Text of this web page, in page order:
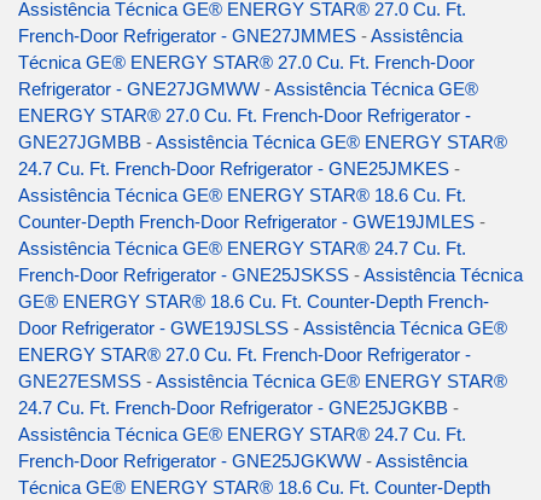
Assistência Técnica GE® ENERGY STAR® 27.0 Cu. Ft.
French-Door Refrigerator - GNE27JMMES -Assistência
Técnica GE® ENERGY STAR® 27.0 Cu. Ft. French-Door
Refrigerator - GNE27JGMWW -Assistência Técnica GE®
ENERGY STAR® 27.0 Cu. Ft. French-Door Refrigerator -
GNE27JGMBB -Assistência Técnica GE® ENERGY STAR®
24.7 Cu. Ft. French-Door Refrigerator - GNE25JMKES -
Assistência Técnica GE® ENERGY STAR® 18.6 Cu. Ft.
Counter-Depth French-Door Refrigerator - GWE19JMLES -
Assistência Técnica GE® ENERGY STAR® 24.7 Cu. Ft.
French-Door Refrigerator - GNE25JSKSS -Assistência Técnica
GE® ENERGY STAR® 18.6 Cu. Ft. Counter-Depth French-
Door Refrigerator - GWE19JSLSS -Assistência Técnica GE®
ENERGY STAR® 27.0 Cu. Ft. French-Door Refrigerator -
GNE27ESMSS -Assistência Técnica GE® ENERGY STAR®
24.7 Cu. Ft. French-Door Refrigerator - GNE25JGKBB -
Assistência Técnica GE® ENERGY STAR® 24.7 Cu. Ft.
French-Door Refrigerator - GNE25JGKWW -Assistência
Técnica GE® ENERGY STAR® 18.6 Cu. Ft. Counter-Depth